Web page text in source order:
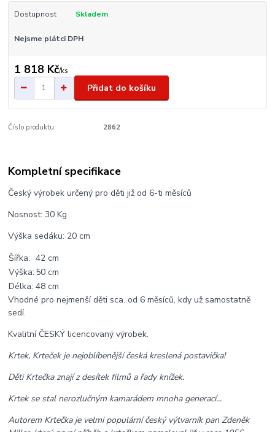
Dostupnost Skladem
Nejsme plátci DPH
1 818 Kč/ks
Přidat do košíku
Číslo produktu: 2862
Kompletní specifikace
Český výrobek určený pro děti již od 6-ti měsíců
Nosnost: 30 Kg
Výška sedáku: 20 cm
Šířka: 42 cm
Výška: 50 cm
Délka: 48 cm
Vhodné pro nejmenší děti sca. od 6 měsíců, kdy už samostatně
sedí.
Kvalitní ČESKÝ licencovaný výrobek.
Krtek, Krteček je nejoblíbenější česká kreslená postavička!
Děti Krtečka znají z desítek filmů a řady knížek.
Krtek se stal nerozlučným kamarádem mnoha generací...
Autorem Krtečka je velmi populární český výtvarník pan Zdeněk